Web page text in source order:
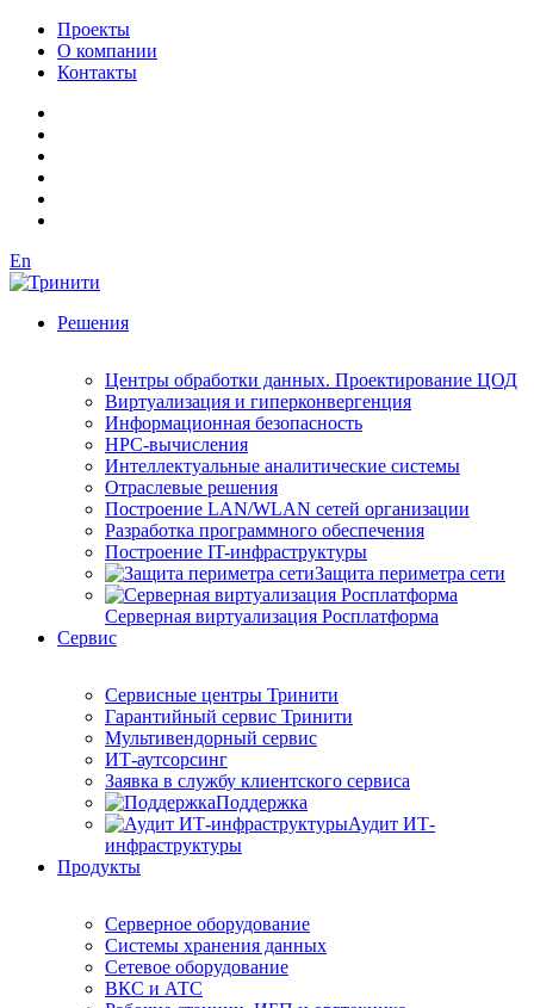
Проекты
О компании
Контакты
En
Решения
Центры обработки данных. Проектирование ЦОД
Виртуализация и гиперконвергенция
Информационная безопасность
HPC-вычисления
Интеллектуальные аналитические системы
Отраслевые решения
Построение LAN/WLAN сетей организации
Разработка программного обеспечения
Построение IT-инфраструктуры
Защита периметра сети
Серверная виртуализация Росплатформа
Сервис
Сервисные центры Тринити
Гарантийный сервис Тринити
Мультивендорный сервис
ИТ-аутсорсинг
Заявка в службу клиентского сервиса
Поддержка
Аудит ИТ-
инфраструктуры
Продукты
Серверное оборудование
Системы хранения данных
Сетевое оборудование
ВКС и АТС